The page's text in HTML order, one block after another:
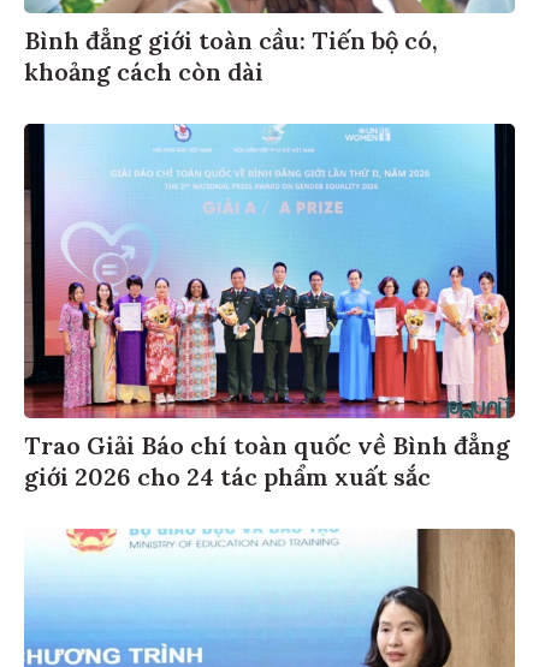
Bình đẳng giới toàn cầu: Tiến bộ có,
khoảng cách còn dài
Trao Giải Báo chí toàn quốc về Bình đẳng
giới 2026 cho 24 tác phẩm xuất sắc